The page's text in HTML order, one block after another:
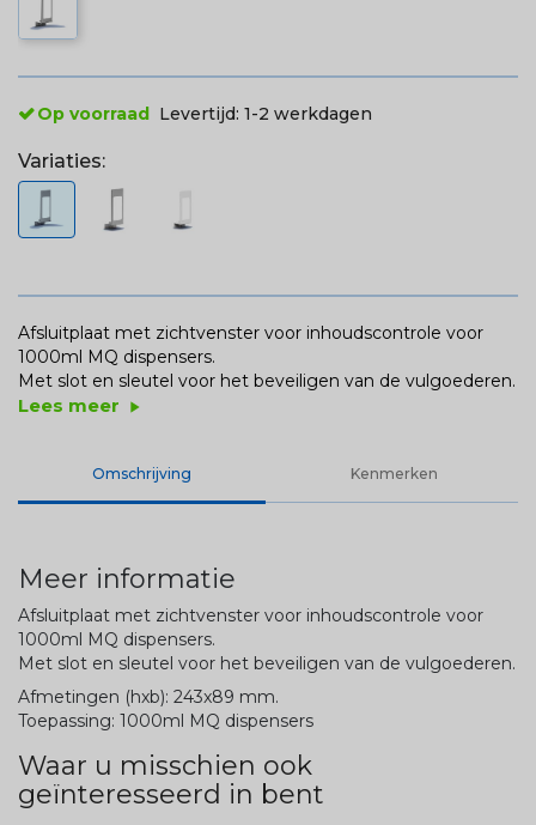
Op voorraad Levertijd: 1-2 werkdagen
Variaties:
Afsluitplaat met zichtvenster voor inhoudscontrole voor
1000ml MQ dispensers.
Met slot en sleutel voor het beveiligen van de vulgoederen.
Lees meer play_arrow
Omschrijving Kenmerken
Meer informatie
Afsluitplaat met zichtvenster voor inhoudscontrole voor
1000ml MQ dispensers.
Met slot en sleutel voor het beveiligen van de vulgoederen.
Afmetingen (hxb): 243x89 mm.
Toepassing: 1000ml MQ dispensers
Waar u misschien ook
geïnteresseerd in bent